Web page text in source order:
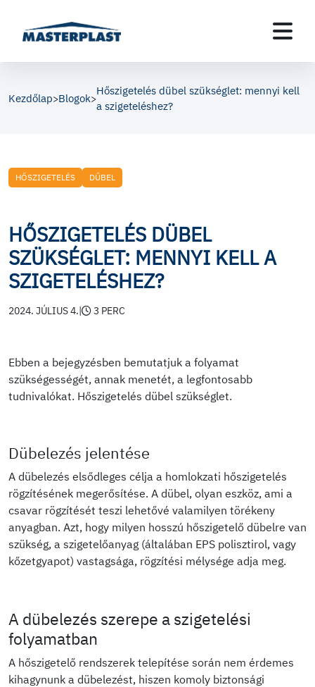
Kezdőlap>Blogok>
Hőszigetelés dübel szükséglet: mennyi kell
a szigeteléshez?
HŐSZIGETELÉS DŰBEL
HŐSZIGETELÉS DÜBEL
SZÜKSÉGLET: MENNYI KELL A
SZIGETELÉSHEZ?
2024. JÚLIUS 4.| 3 PERC
Ebben a bejegyzésben bemutatjuk a folyamat
szükségességét, annak menetét, a legfontosabb
tudnivalókat. Hőszigetelés dübel szükséglet.
Dübelezés jelentése
A dübelezés elsődleges célja a homlokzati hőszigetelés
rögzítésének megerősítése. A dübel, olyan eszköz, ami a
csavar rögzítését teszi lehetővé valamilyen törékeny
anyagban. Azt, hogy milyen hosszú hőszigetelő dübelre van
szükség, a szigetelőanyag (általában EPS polisztirol, vagy
kőzetgyapot) vastagsága, rögzítési mélysége adja meg.
A dübelezés szerepe a szigetelési
folyamatban
A hőszigetelő rendszerek telepítése során nem érdemes
kihagynunk a dübelezést, hiszen komoly biztonsági